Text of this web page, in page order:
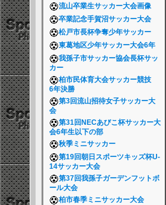
流山卒業生サッカー大会画像
卒業記念手賀沼サッカー大会
松戸市長杯争奪少年サッカー
東葛地区少年サッカー大会6年
我孫子市サッカー協会長杯サッ
カー
柏市民体育大会サッカー競技
6年決勝
第3回流山招待女子サッカー大
会
第31回NECあびこ杯サッカー大
会6年生以下の部
秋季ミニサッカー
第19回朝日スポーツキッズ杯U-
14サッカー大会
第37回我孫子ガーデンフットボ
ール大会
柏市春季ミニサッカー大会